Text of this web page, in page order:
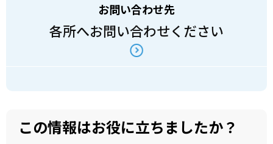
お問い合わせ先
各所へお問い合わせください
この情報はお役に立ちましたか？